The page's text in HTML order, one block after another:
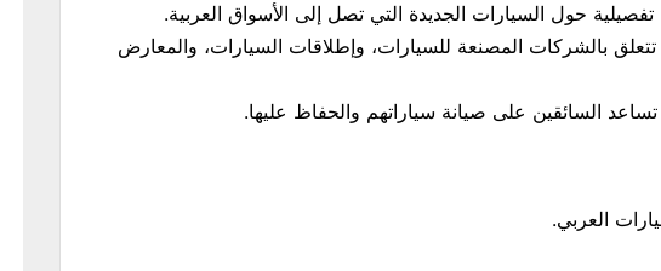
حول السيارات الجديدة التي تصل إلى الأسواق العربية.
تتعلق بالشركات المصنعة للسيارات، وإطلاقات السيارات، والمعارض
السائقين على صيانة سياراتهم والحفاظ عليها.
العربي.